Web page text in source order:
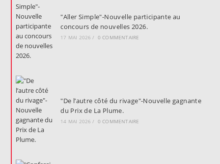
"Aller Simple"-Nouvelle participante au
concours de nouvelles 2026.
17 MAI 2026 / 0 COMMENTAIRE
"De l’autre côté du rivage"-Nouvelle gagnante
du Prix de La Plume.
14 MAI 2026 / 0 COMMENTAIRE